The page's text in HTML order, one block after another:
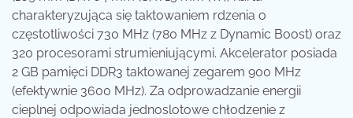
charakteryzująca się taktowaniem rdzenia o
częstotliwości 730 MHz (780 MHz z Dynamic Boost) oraz
320 procesorami strumieniującymi. Akcelerator posiada
2 GB pamięci DDR3 taktowanej zegarem 900 MHz
(efektywnie 3600 MHz). Za odprowadzanie energii
cieplnej odpowiada jednoslotowe chłodzenie z